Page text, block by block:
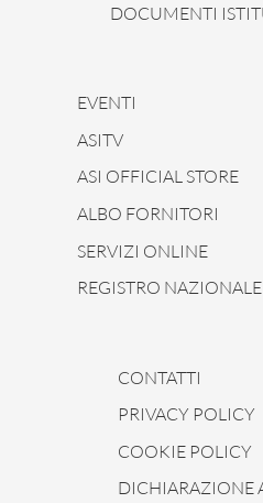
DOCUMENTI
EVENTI
ASITV
ASI OFFICIAL STORE
ALBO FORNITORI
SERVIZI ONLINE
REGISTRO
CONTATTI
PRIVACY POLICY
COOKIE POLICY
DICHIARAZIONE